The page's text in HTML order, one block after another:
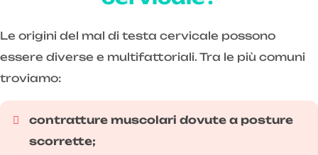
Le origini del mal di testa cervicale possono
essere diverse e multifattoriali. Tra le più comuni
troviamo:
contratture muscolari dovute a posture
scorrette;